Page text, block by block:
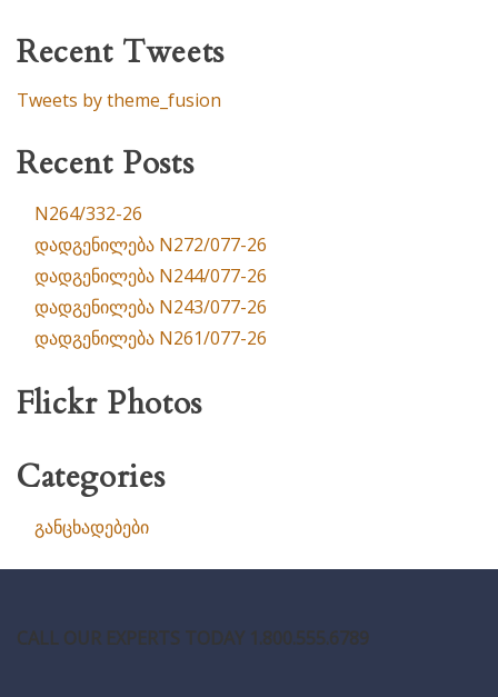
Recent Tweets
Tweets by theme_fusion
Recent Posts
N264/332-26
დადგენილება N272/077-26
დადგენილება N244/077-26
დადგენილება N243/077-26
დადგენილება N261/077-26
Flickr Photos
Categories
განცხადებები
CALL OUR EXPERTS TODAY 1.800.555.6789